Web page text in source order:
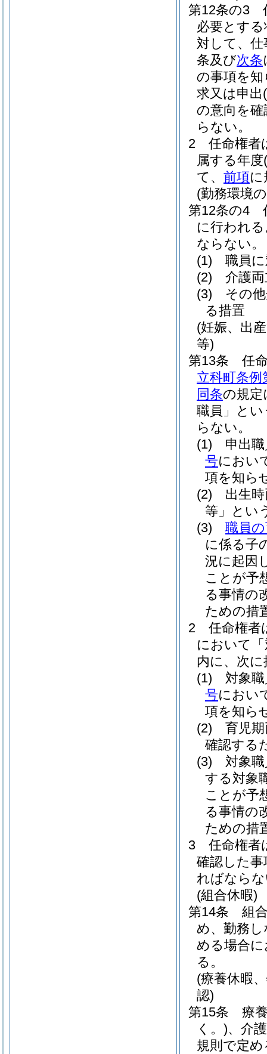
第12条の3
必要とす
対して、
条及び次条
の事項を
求又は申出(
の意向を
らない。
2
任命権者
属する年度
て、 前項
(勤務環境
第12条の4
に行われ
ならない。
(1)
職員
(2)
介護
(3)
その
る措置
(妊娠、出
等)
第13条
任
立科町条例
同条の規定
職員」とい
らない。
(1)
申出
号におい
項を知ら
(2)
出生
等」とい
(3)
職員
に係る子
況に起因
ことが予
る事情の
ための措
2
任命権者
において
内に、次
(1)
対象
号におい
項を知ら
(2)
育児
確認する
(3)
対象
する対象
ことが予
る事情の
ための措
3
任命権者
確認した
ればなら
(組合休暇)
第14条
組
め、勤務
める場合
る。
(療養休暇
認)
第15条
療
く。)、介
規則で定